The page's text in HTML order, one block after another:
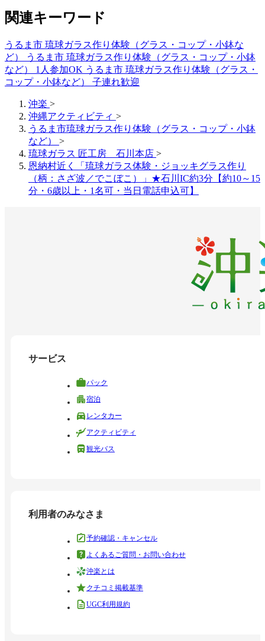
関連キーワード
うるま市 琉球ガラス作り体験（グラス・コップ・小鉢な
ど）
うるま市 琉球ガラス作り体験（グラス・コップ・小鉢
など） 1人参加OK うるま市 琉球ガラス作り体験（グラス・
コップ・小鉢など） 子連れ歓迎
沖楽 >
沖縄アクティビティ >
うるま市琉球ガラス作り体験（グラス・コップ・小鉢
など） >
琉球ガラス 匠工房 石川本店 >
恩納村近く「琉球ガラス体験・ジョッキグラス作り
（柄：さざ波／でこぼこ）」★石川IC約3分【約10～15
分・6歳以上・1名可・当日電話申込可】
サービス
パック
宿泊
レンタカー
アクティビティ
観光バス
利用者のみなさま
予約確認・キャンセル
よくあるご質問・お問い合わせ
沖楽とは
クチコミ掲載基準
UGC利用規約